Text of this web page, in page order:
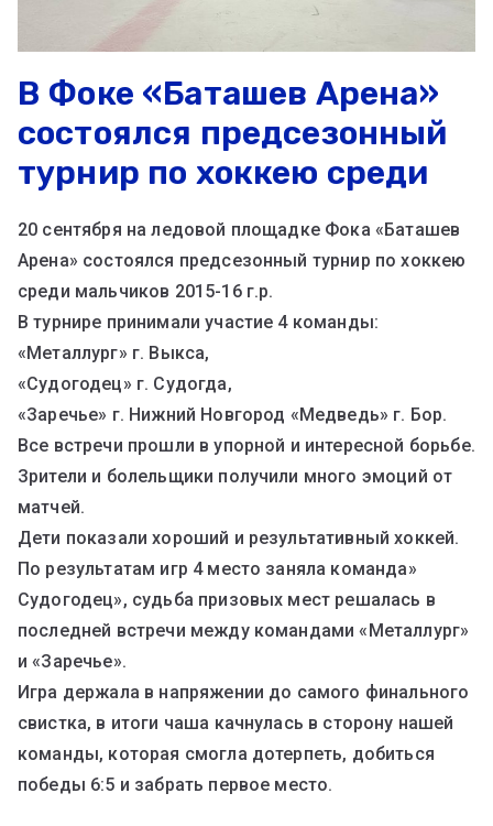
В Фоке «Баташев Арена»
состоялся предсезонный
турнир по хоккею среди
20 сентября на ледовой площадке Фока «Баташев
Арена» состоялся предсезонный турнир по хоккею
среди мальчиков 2015-16 г.р.
В турнире принимали участие 4 команды:
«Металлург» г. Выкса,
«Судогодец» г. Судогда,
«Заречье» г. Нижний Новгород «Медведь» г. Бор.
Все встречи прошли в упорной и интересной борьбе.
Зрители и болельщики получили много эмоций от
матчей.
Дети показали хороший и результативный хоккей.
По результатам игр 4 место заняла команда»
Судогодец», судьба призовых мест решалась в
последней встречи между командами «Металлург»
и «Заречье».
Игра держала в напряжении до самого финального
свистка, в итоги чаша качнулась в сторону нашей
команды, которая смогла дотерпеть, добиться
победы 6:5 и забрать первое место.